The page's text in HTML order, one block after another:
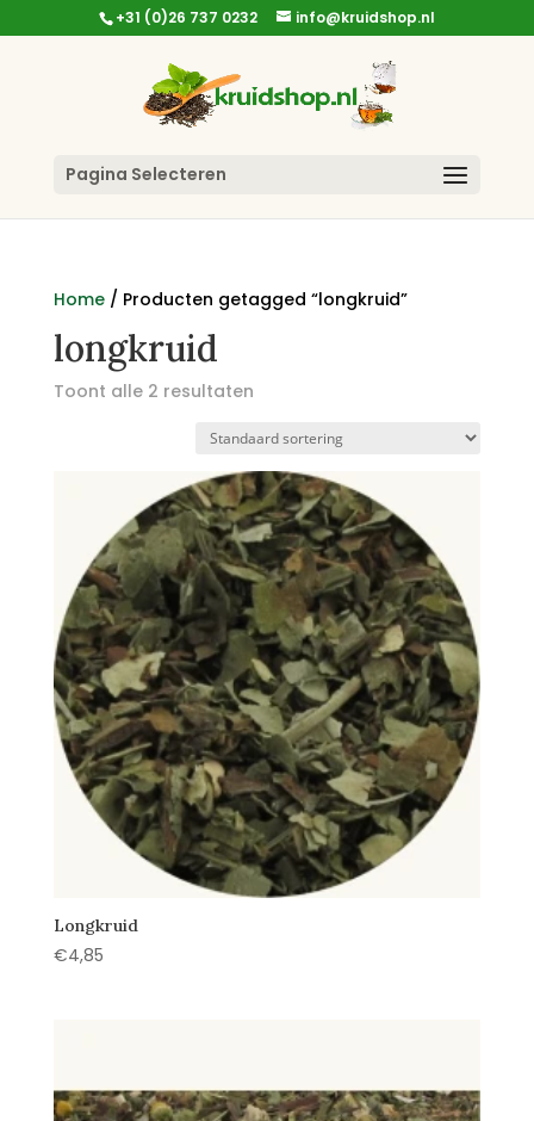
+31 (0)26 737 0232 info@kruidshop.nl
Pagina Selecteren
Home/ Producten getagged “longkruid”
longkruid
Toont alle 2 resultaten
Longkruid
€4,85